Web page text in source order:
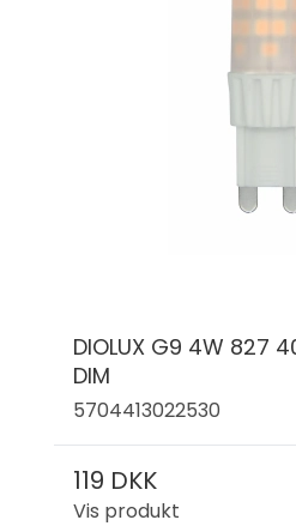
DIOLUX G9 4W 827
DIM
5704413022530
119 DKK
Vis produkt